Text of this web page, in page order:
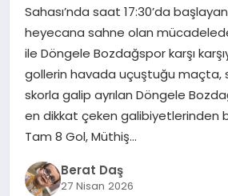
TÜRKOĞLU
PAZARCIK
KÜNYE
NURHAK
Sahası’nda saat 17:30’da
heyecana sahne olan
ile Döngele Bozdağspor karşı
gollerin havada uçuştuğu maçta,
skorla galip ayrılan Döngele
en dikkat çeken galibiyetlerinden
Tam 8 Gol, Müthiş…
Berat Daş
27 Nisan 2026